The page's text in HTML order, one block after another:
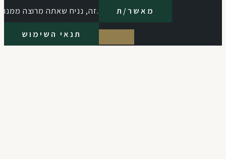
זה, נניח שאתה מרוצה ממנו.
מאשר/ת
תנאי השימוש